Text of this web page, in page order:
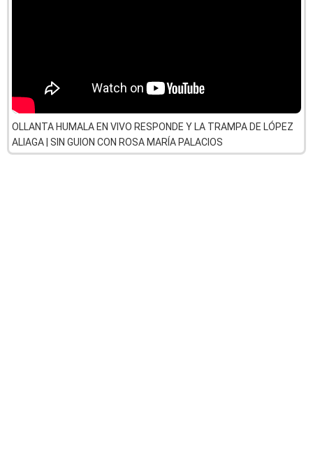
OLLANTA HUMALA EN VIVO RESPONDE Y LA TRAMPA DE LÓPEZ
ALIAGA | SIN GUION CON ROSA MARÍA PALACIOS